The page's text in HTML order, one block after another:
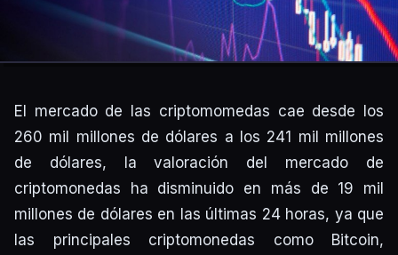
El mercado de las criptomomedas cae desde los
260 mil millones de dólares a los 241 mil millones
de dólares, la valoración del mercado de
criptomonedas ha disminuido en más de 19 mil
millones de dólares en las últimas 24 horas, ya que
las principales criptomonedas como Bitcoin,